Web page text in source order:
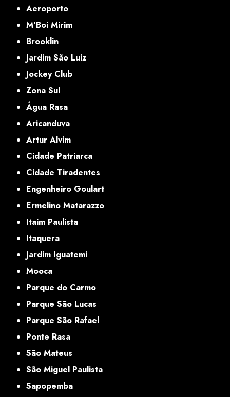
Aeroporto
M'Boi Mirim
Brooklin
Jardim São Luiz
Jockey Club
Zona Sul
Água Rasa
Aricanduva
Artur Alvim
Cidade Patriarca
Cidade Tiradentes
Engenheiro Goulart
Ermelino Matarazzo
Itaim Paulista
Itaquera
Jardim Iguatemi
Mooca
Parque do Carmo
Parque São Lucas
Parque São Rafael
Ponte Rasa
São Mateus
São Miguel Paulista
Sapopemba